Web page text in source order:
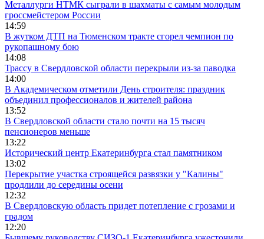
Металлурги НТМК сыграли в шахматы с самым молодым
гроссмейстером России
14:59
В жутком ДТП на Тюменском тракте сгорел чемпион по
рукопашному бою
14:08
Трассу в Свердловской области перекрыли из-за паводка
14:00
В Академическом отметили День строителя: праздник
объединил профессионалов и жителей района
13:52
В Свердловской области стало почти на 15 тысяч
пенсионеров меньше
13:22
Исторический центр Екатеринбурга стал памятником
13:02
Перекрытие участка строящейся развязки у "Калины"
продлили до середины осени
12:32
В Свердловскую область придет потепление с грозами и
градом
12:20